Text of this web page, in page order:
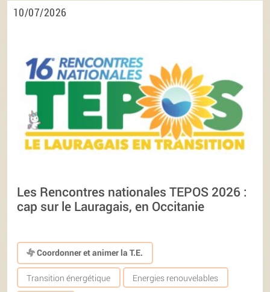
10/07/2026
Les Rencontres nationales TEPOS 2026 :
cap sur le Lauragais, en Occitanie
Coordonner et animer la T.E.
Transition énergétique Energies renouvelables